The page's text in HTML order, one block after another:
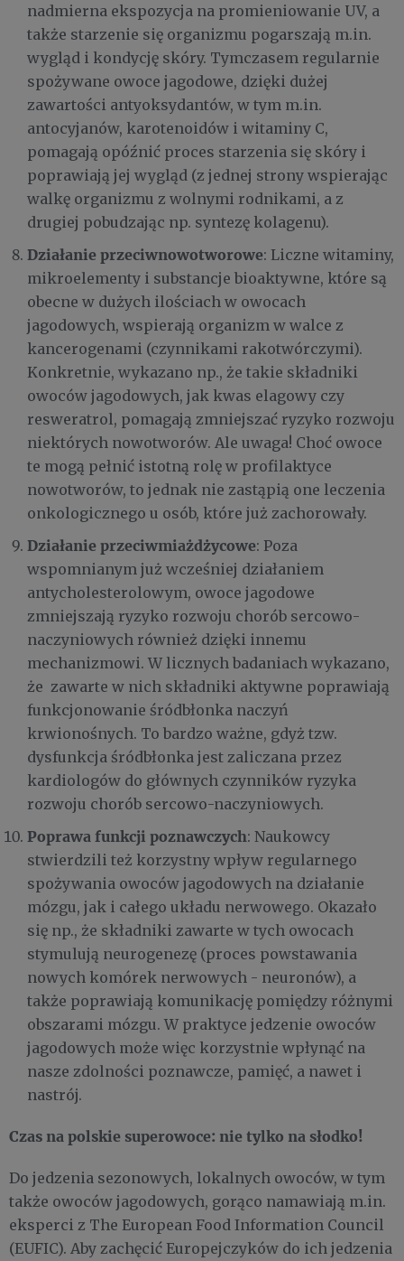
nadmierna ekspozycja na promieniowanie UV, a
także starzenie się organizmu pogarszają m.in.
wygląd i kondycję skóry. Tymczasem regularnie
spożywane owoce jagodowe, dzięki dużej
zawartości antyoksydantów, w tym m.in.
antocyjanów, karotenoidów i witaminy C,
pomagają opóźnić proces starzenia się skóry i
poprawiają jej wygląd (z jednej strony wspierając
walkę organizmu z wolnymi rodnikami, a z
drugiej pobudzając np. syntezę kolagenu).
Działanie przeciwnowotworowe: Liczne witaminy,
mikroelementy i substancje bioaktywne, które są
obecne w dużych ilościach w owocach
jagodowych, wspierają organizm w walce z
kancerogenami (czynnikami rakotwórczymi).
Konkretnie, wykazano np., że takie składniki
owoców jagodowych, jak kwas elagowy czy
resweratrol, pomagają zmniejszać ryzyko rozwoju
niektórych nowotworów. Ale uwaga! Choć owoce
te mogą pełnić istotną rolę w profilaktyce
nowotworów, to jednak nie zastąpią one leczenia
onkologicznego u osób, które już zachorowały.
Działanie przeciwmiażdżycowe: Poza
wspomnianym już wcześniej działaniem
antycholesterolowym, owoce jagodowe
zmniejszają ryzyko rozwoju chorób sercowo-
naczyniowych również dzięki innemu
mechanizmowi. W licznych badaniach wykazano,
że zawarte w nich składniki aktywne poprawiają
funkcjonowanie śródbłonka naczyń
krwionośnych. To bardzo ważne, gdyż tzw.
dysfunkcja śródbłonka jest zaliczana przez
kardiologów do głównych czynników ryzyka
rozwoju chorób sercowo-naczyniowych.
Poprawa funkcji poznawczych: Naukowcy
stwierdzili też korzystny wpływ regularnego
spożywania owoców jagodowych na działanie
mózgu, jak i całego układu nerwowego. Okazało
się np., że składniki zawarte w tych owocach
stymulują neurogenezę (proces powstawania
nowych komórek nerwowych - neuronów), a
także poprawiają komunikację pomiędzy różnymi
obszarami mózgu. W praktyce jedzenie owoców
jagodowych może więc korzystnie wpłynąć na
nasze zdolności poznawcze, pamięć, a nawet i
nastrój.
Czas na polskie superowoce: nie tylko na słodko!
Do jedzenia sezonowych, lokalnych owoców, w tym
także owoców jagodowych, gorąco namawiają m.in.
eksperci z The European Food Information Council
(EUFIC). Aby zachęcić Europejczyków do ich jedzenia